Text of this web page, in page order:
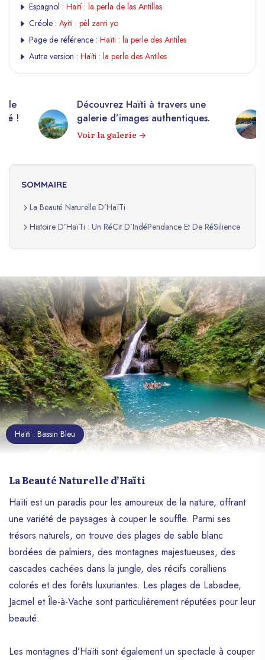
Espagnol : Haití : la perla de las Antillas
Créole : Ayiti : pèl zanti yo
Page de référence : Haïti : la perle des Antiles
Autre version : Haïti : la perle des Antiles
!
Découvrez Haïti à travers une
galerie d’images authentiques.
Voir la galerie
SOMMAIRE
La Beauté Naturelle D’HaïTi
Histoire D’HaïTi : Un RéCit D’IndéPendance Et De RéSilience
Haïti : Bassin Bleu
La Beauté Naturelle d’Haïti
Haïti est un paradis pour les amoureux de la nature, offrant
une variété de paysages à couper le souffle. Parmi ses
trésors naturels, on trouve des plages de sable blanc
bordées de palmiers, des montagnes majestueuses, des
cascades cachées dans la jungle, des récifs coralliens
colorés et des forêts luxuriantes. Les plages de Labadee,
Jacmel et Île-à-Vache sont particulièrement réputées pour leur
beauté.
Les montagnes d’Haïti sont également un spectacle à couper